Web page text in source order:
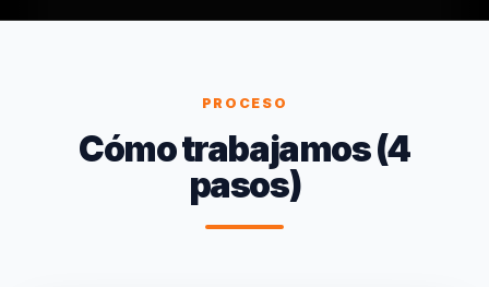
PROCESO
Cómo trabajamos (4
pasos)